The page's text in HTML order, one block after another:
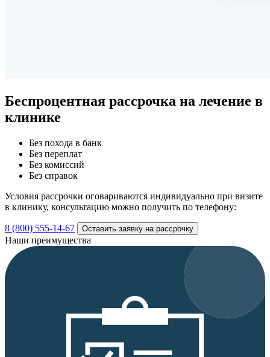
Беспроцентная рассрочка на лечение в
клинике
Без похода в банк
Без переплат
Без комиссий
Без справок
Условия рассрочки оговариваются индивидуально при визите
в клинику, консультацию можно получить по телефону:
8 (800) 555-14-67 Оставить заявку на рассрочку
Наши преимущества